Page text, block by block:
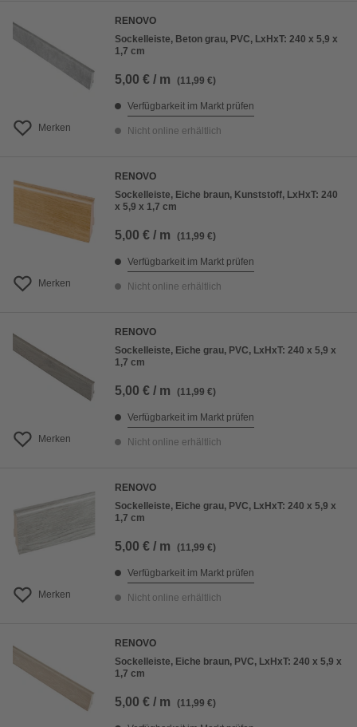
Merken
RENOVO
Sockelleiste, Beton grau, PVC, LxHxT: 240 x 5,9 x
1,7 cm
5,00 € / m (11,99 €)
Verfügbarkeit im Markt prüfen
Nicht online erhältlich
Merken
RENOVO
Sockelleiste, Eiche braun, Kunststoff, LxHxT: 240
x 5,9 x 1,7 cm
5,00 € / m (11,99 €)
Verfügbarkeit im Markt prüfen
Nicht online erhältlich
Merken
RENOVO
Sockelleiste, Eiche grau, PVC, LxHxT: 240 x 5,9 x
1,7 cm
5,00 € / m (11,99 €)
Verfügbarkeit im Markt prüfen
Nicht online erhältlich
Merken
RENOVO
Sockelleiste, Eiche grau, PVC, LxHxT: 240 x 5,9 x
1,7 cm
5,00 € / m (11,99 €)
Verfügbarkeit im Markt prüfen
Nicht online erhältlich
RENOVO
Sockelleiste, Eiche braun, PVC, LxHxT: 240 x 5,9 x
1,7 cm
5,00 € / m (11,99 €)